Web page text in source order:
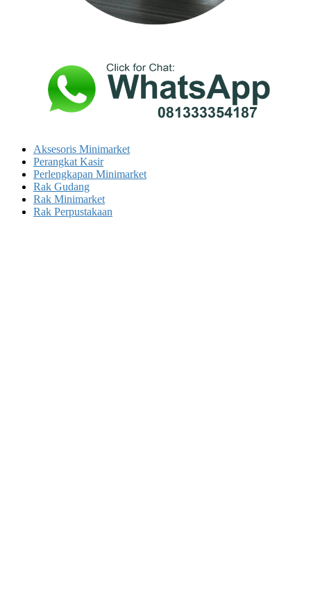
Aksesoris Minimarket
Perangkat Kasir
Perlengkapan Minimarket
Rak Gudang
Rak Minimarket
Rak Perpustakaan